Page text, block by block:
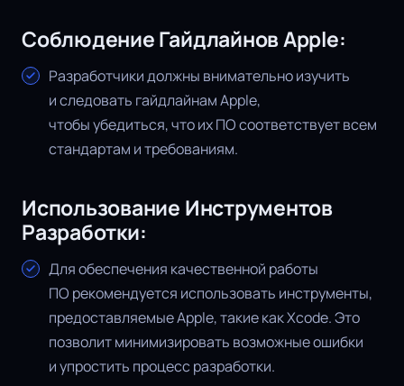
Соблюдение Гайдлайнов Apple:
Разработчики должны внимательно изучить
и следовать гайдлайнам Apple,
чтобы убедиться, что их ПО соответствует всем
стандартам и требованиям.
Использование Инструментов
Разработки:
Для обеспечения качественной работы
ПО рекомендуется использовать инструменты,
предоставляемые Apple, такие как Xcode. Это
позволит минимизировать возможные ошибки
и упростить процесс разработки.